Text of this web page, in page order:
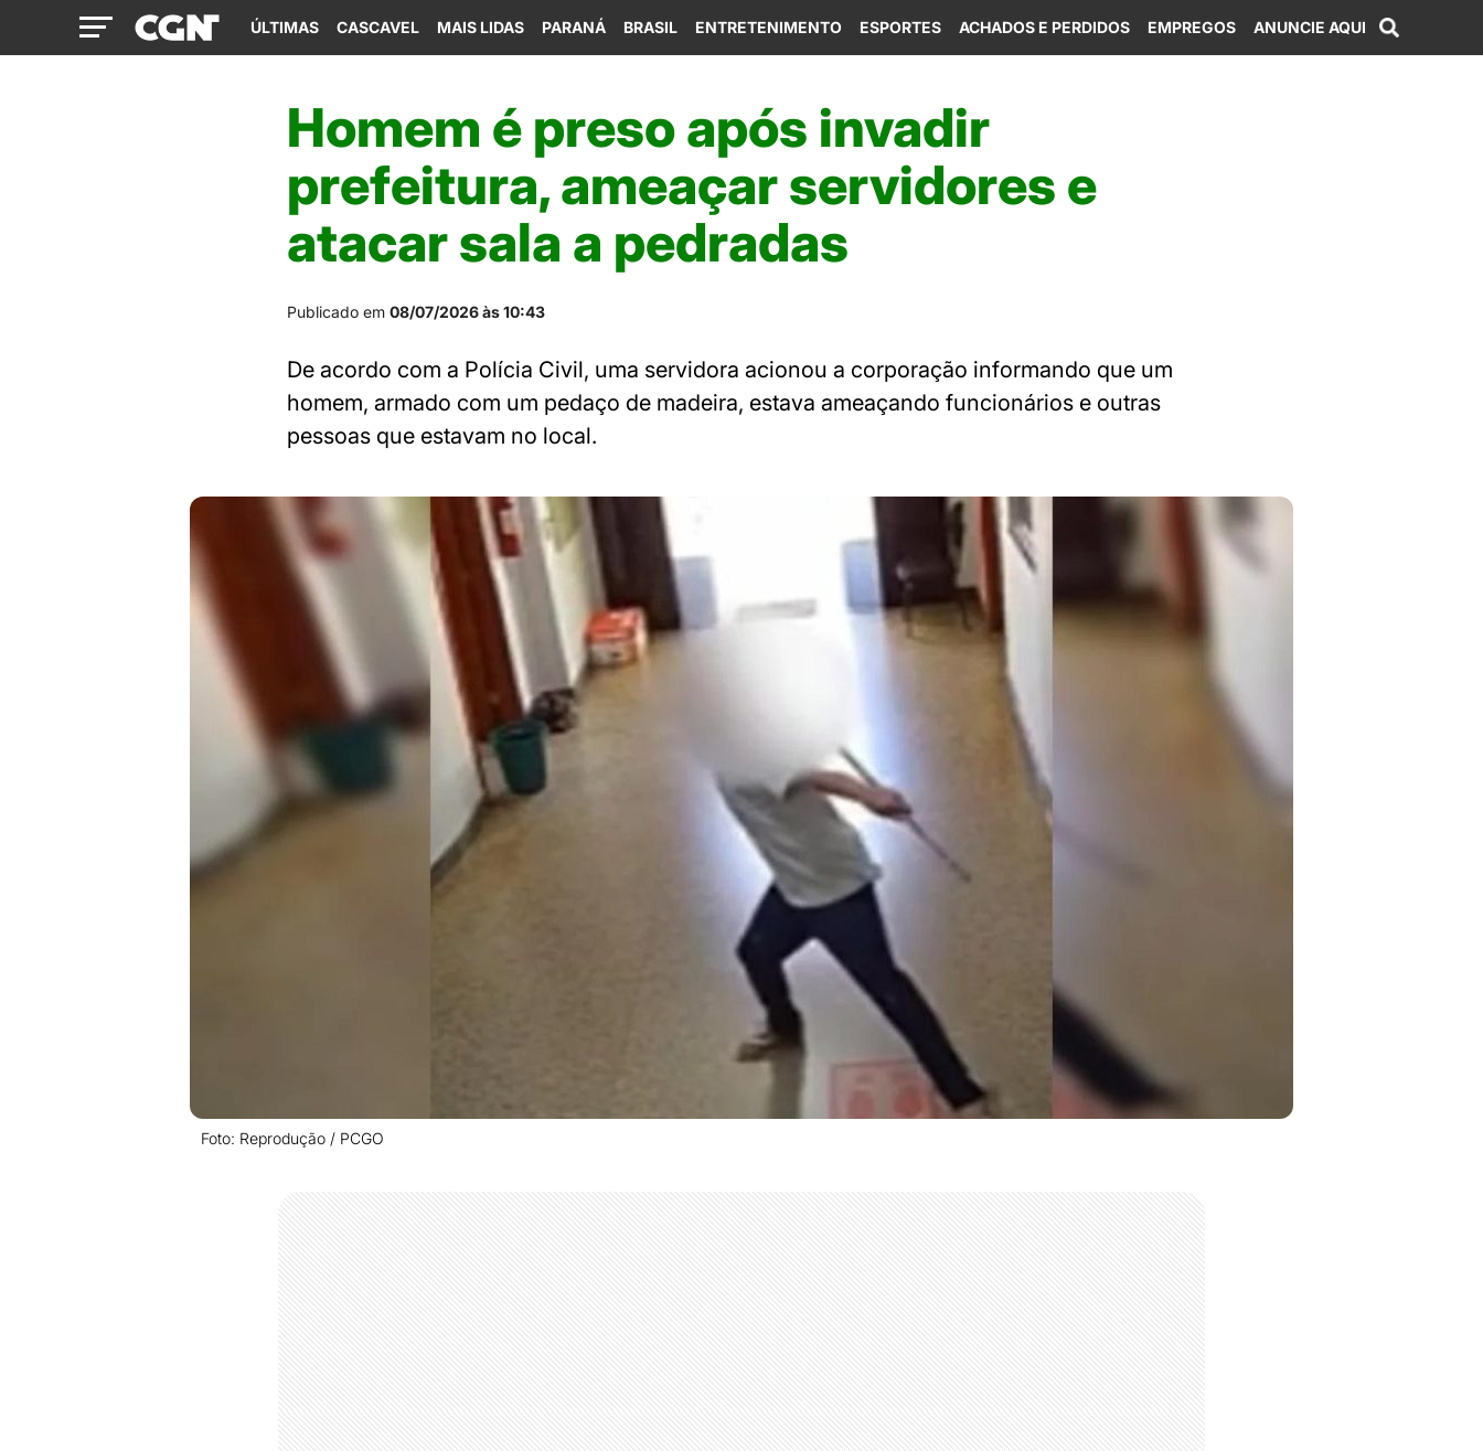
ÚLTIMAS CASCAVEL MAIS LIDAS PARANÁ BRASIL ENTRETENIMENTO ESPORTES ACHADOS E PERDIDOS EMPREGOS ANUNCIE AQUI
Homem é preso após invadir
prefeitura, ameaçar servidores e
atacar sala a pedradas
Publicado em 08/07/2026 às 10:43
De acordo com a Polícia Civil, uma servidora acionou a corporação informando que um
homem, armado com um pedaço de madeira, estava ameaçando funcionários e outras
pessoas que estavam no local.
Foto: Reprodução / PCGO